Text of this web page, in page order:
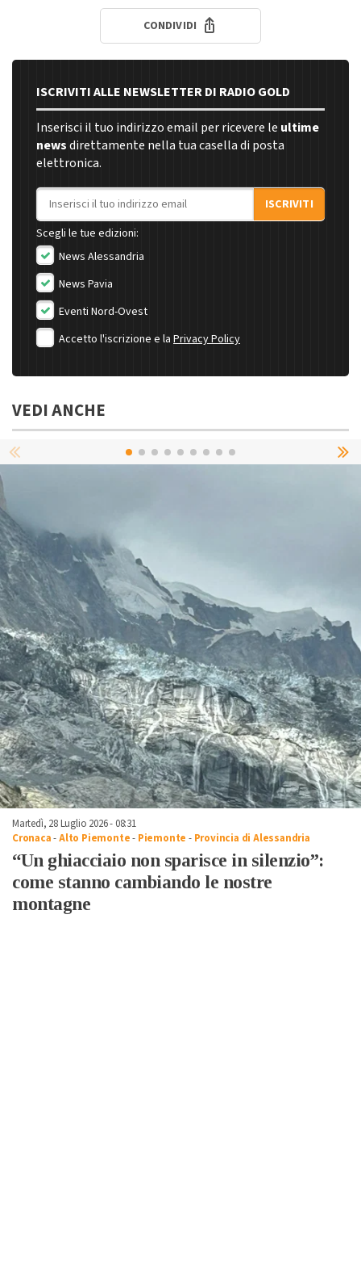
CONDIVIDI
ISCRIVITI ALLE NEWSLETTER DI RADIO GOLD
Inserisci il tuo indirizzo email per ricevere le ultime
newsdirettamente nella tua casella di posta
elettronica.
Indirizzo email
ISCRIVITI
Scegli le tue edizioni:
News Alessandria
News Pavia
Eventi Nord-Ovest
Accetto l'iscrizione e la Privacy Policy
VEDI ANCHE
Martedì, 28 Luglio 2026 - 08:31
Cronaca-Alto Piemonte- Piemonte - Provincia di Alessandria
“Un ghiacciaio non sparisce in silenzio”:
come stanno cambiando le nostre
montagne